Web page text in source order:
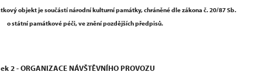
objekt je součástí národní kulturní památky, chráněné dle zákona č. 20/87 Sb.
o státní památkové péči, ve znění pozdějších předpisů.
2 - ORGANIZACE NÁVŠTĚVNÍHO PROVOZU